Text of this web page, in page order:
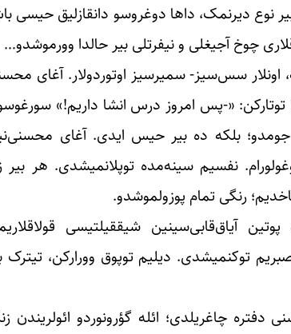
نوع دیرنمک، داها دوغروسو دانقازلیق حیسی
چوخ آجیغلی و نیفرتلی بیر حالدا وورموشدو…
اونلار سس‌سیز- سمیرسیز اوتوردولار. آغای
توتارکن: «-پس امروز درس انشا داریم!»
جومدو؛ بلکه ده بیر حیس ایدی. آغای
نفسیم سینه‌مده توپلانمیشدی. هر بیر
رنگی تمام پوزولموشدو.
آیاق‌قابی‌سینین شیققیلتیسی
توکنمیشدی. دیلیم توپوق وورارکن، تیترک
چاغریلدی؛ ائله گؤرونوردو ائولریندن